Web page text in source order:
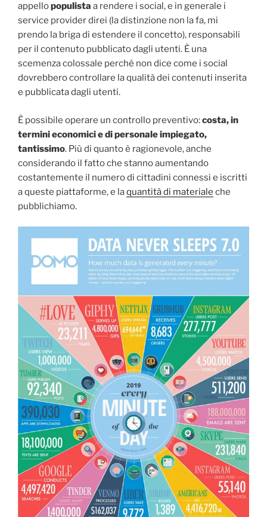
appellopopulista a rendere i social, e in generale i
service provider direi (la distinzione non la fa, mi
prendo la briga di estendere il concetto), responsabili
per il contenuto pubblicato dagli utenti. È una
scemenza colossale perché non dice come i social
dovrebbero controllare la qualità dei contenuti inserita
e pubblicata dagli utenti.
È possibile operare un controllo preventivo:costa, in
termini economici e di personale impiegato,
tantissimo. Più di quanto è ragionevole, anche
considerando il fatto che stanno aumentando
costantemente il numero di cittadini connessi e iscritti
a queste piattaforme, e laquantità di materiale che
pubblichiamo.